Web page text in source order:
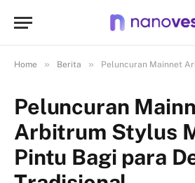
Home » Berita » Peluncuran Mainnet Arbitrum Stylus
Peluncuran
Arbitrum Stylus
Pintu Bagi para